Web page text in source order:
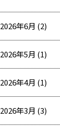
2026年6月 (2)
2026年5月 (1)
2026年4月 (1)
2026年3月 (3)